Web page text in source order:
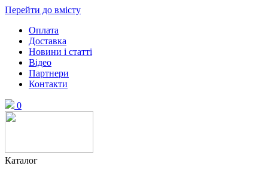
Перейти до вмісту
Оплата
Доставка
Новини і статті
Відео
Партнери
Контакти
0
Каталог